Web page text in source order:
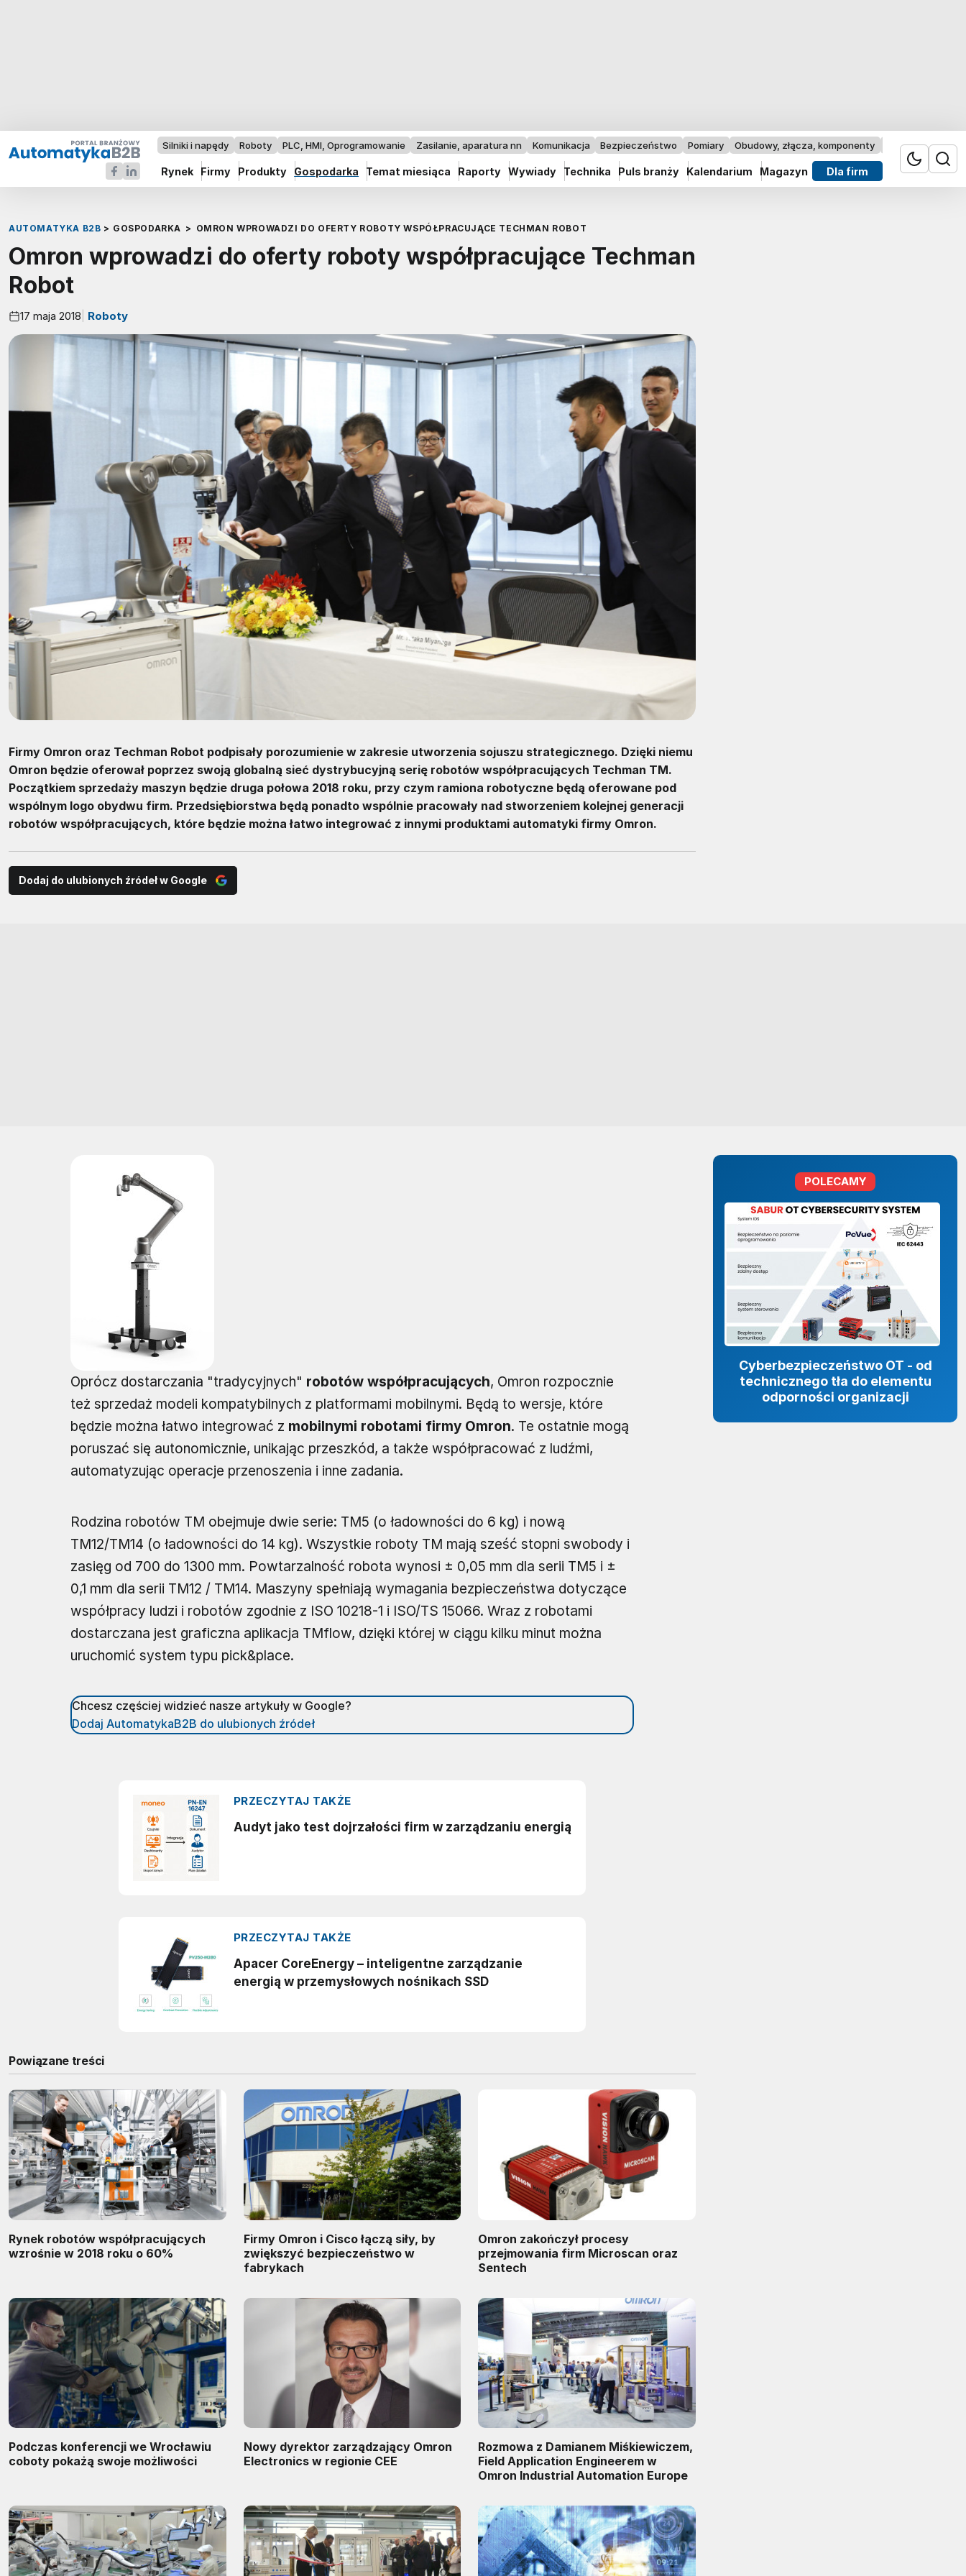
Silniki i napędy Roboty PLC, HMI, Oprogramowanie Zasilanie, aparatura nn Komunikacja Bezpieczeństwo Pomiary Obudowy, złącza, komponenty Przemysł 4.0
Rynek Firmy Produkty Gospodarka Temat miesiąca Raporty Wywiady Technika Puls branży Kalendarium Magazyn Dla firm
AUTOMATYKA B2B > GOSPODARKA > OMRON WPROWADZI DO OFERTY ROBOTY WSPÓŁPRACUJĄCE TECHMAN ROBOT
Omron wprowadzi do oferty roboty współpracujące Techman
Robot
17 maja 2018 Roboty
Firmy Omron oraz Techman Robot podpisały porozumienie w zakresie utworzenia sojuszu strategicznego. Dzięki niemu
Omron będzie oferował poprzez swoją globalną sieć dystrybucyjną serię robotów współpracujących Techman TM.
Początkiem sprzedaży maszyn będzie druga połowa 2018 roku, przy czym ramiona robotyczne będą oferowane pod
wspólnym logo obydwu firm. Przedsiębiorstwa będą ponadto wspólnie pracowały nad stworzeniem kolejnej generacji
robotów współpracujących, które będzie można łatwo integrować z innymi produktami automatyki firmy Omron.
Dodaj do ulubionych źródeł w Google
Oprócz dostarczania "tradycyjnych" robotów współpracujących, Omron rozpocznie
też sprzedaż modeli kompatybilnych z platformami mobilnymi. Będą to wersje, które
będzie można łatwo integrować z mobilnymi robotami firmy Omron. Te ostatnie mogą
poruszać się autonomicznie, unikając przeszkód, a także współpracować z ludźmi,
automatyzując operacje przenoszenia i inne zadania.
Rodzina robotów TM obejmuje dwie serie: TM5 (o ładowności do 6 kg) i nową
TM12/TM14 (o ładowności do 14 kg). Wszystkie roboty TM mają sześć stopni swobody i
zasięg od 700 do 1300 mm. Powtarzalność robota wynosi ± 0,05 mm dla serii TM5 i ±
0,1 mm dla serii TM12 / TM14. Maszyny spełniają wymagania bezpieczeństwa dotyczące
współpracy ludzi i robotów zgodnie z ISO 10218-1 i ISO/TS 15066. Wraz z robotami
dostarczana jest graficzna aplikacja TMflow, dzięki której w ciągu kilku minut można
uruchomić system typu pick&place.
Chcesz częściej widzieć nasze artykuły w Google?
Dodaj AutomatykaB2B do ulubionych źródeł
Powiązane treści
Rynek robotów współpracujących
wzrośnie w 2018 roku o 60%
Firmy Omron i Cisco łączą siły, by
zwiększyć bezpieczeństwo w
fabrykach
Omron zakończył procesy
przejmowania firm Microscan oraz
Sentech
Podczas konferencji we Wrocławiu
coboty pokażą swoje możliwości
Nowy dyrektor zarządzający Omron
Electronics w regionie CEE
Rozmowa z Damianem Miśkiewiczem,
Field Application Engineerem w
Omron Industrial Automation Europe
POLECAMY
Cyberbezpieczeństwo OT - od
technicznego tła do elementu
odporności organizacji